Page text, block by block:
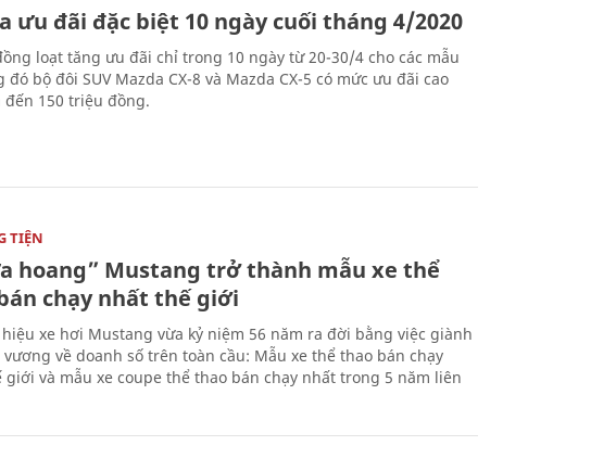
ưu đãi đặc biệt 10 ngày cuối tháng 4/2020
loạt tăng ưu đãi chỉ trong 10 ngày từ 20-30/4 cho các mẫu
đó bộ đôi SUV Mazda CX-8 và Mazda CX-5 có mức ưu đãi cao
đến 150 triệu đồng.
TIỆN
hoang” Mustang trở thành mẫu xe thể
chạy nhất thế giới
xe hơi Mustang vừa kỷ niệm 56 năm ra đời bằng việc giành
về doanh số trên toàn cầu: Mẫu xe thể thao bán chạy
giới và mẫu xe coupe thể thao bán chạy nhất trong 5 năm liên